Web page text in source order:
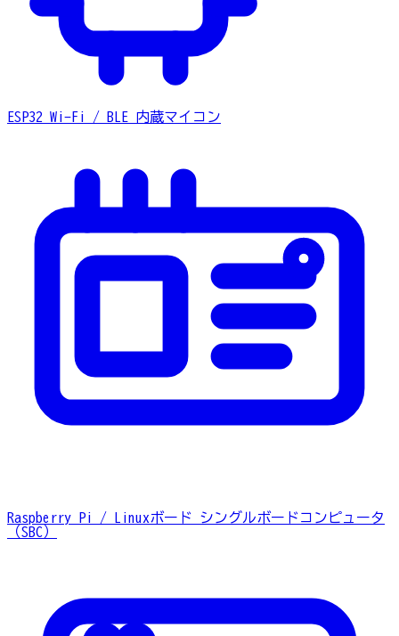
ESP32 Wi-Fi / BLE 内蔵マイコン
Raspberry Pi / Linuxボード
シングルボードコンピュータ
（SBC）